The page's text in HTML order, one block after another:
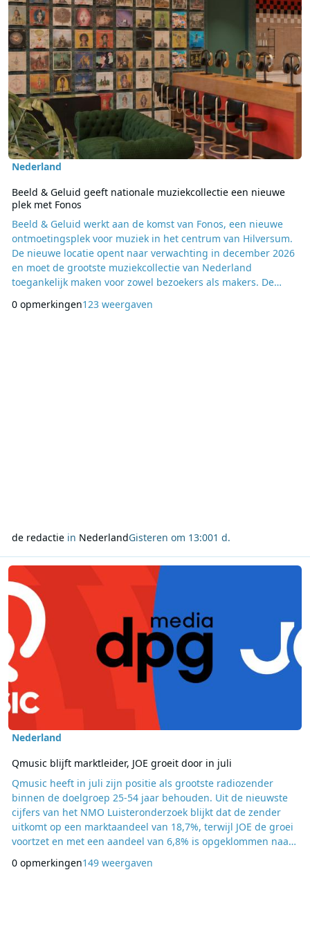
Nederland
Beeld & Geluid geeft nationale muziekcollectie een nieuwe
plek met Fonos
Beeld & Geluid werkt aan de komst van Fonos, een nieuwe
ontmoetingsplek voor muziek in het centrum van Hilversum.
De nieuwe locatie opent naar verwachting in december 2026
en moet de grootste muziekcollectie van Nederland
toegankelijk maken voor zowel bezoekers als makers. De
In Fonos wordt een omvangrijke collectie van meer dan 1,5
0 opmerkingen123 weergaven
de redactiein NederlandGisteren om 13:001 d.
Lees meer over Qmusic blijft marktleider, JOE groeit door in juli
Nederland
Qmusic blijft marktleider, JOE groeit door in juli
Qmusic heeft in juli zijn positie als grootste radiozender
binnen de doelgroep 25-54 jaar behouden. Uit de nieuwste
cijfers van het NMO Luisteronderzoek blijkt dat de zender
uitkomt op een marktaandeel van 18,7%, terwijl JOE de groei
voortzet en met een aandeel van 6,8% is opgeklommen naar
DPG Media een marktaandeel van 30,7%. Qmusic bereikte in
0 opmerkingen149 weergaven